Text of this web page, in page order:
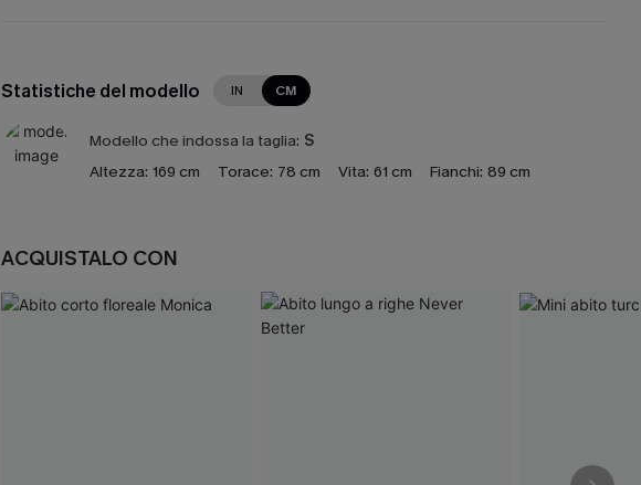
Statistiche del modello IN CM
Modello che indossa la taglia: S
Altezza: 169 cm Torace: 78 cm Vita: 61 cm Fianchi: 89 cm
ACQUISTALO CON